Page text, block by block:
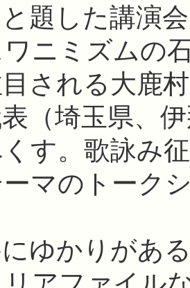
題した講演
ニミズムの
される大鹿
（埼玉県、
す。歌詠み
マのトーク
ゆかりがあ